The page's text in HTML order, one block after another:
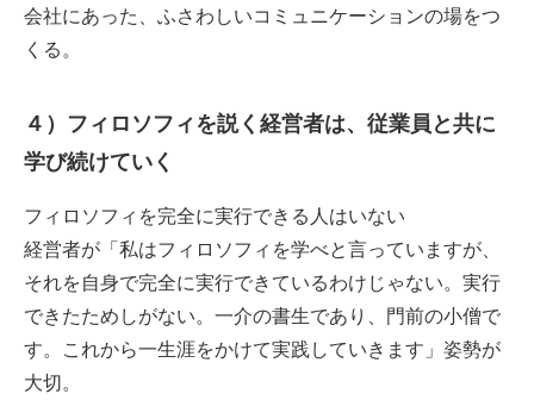
会社にあった、ふさわしいコミュニケーションの場をつ
くる。
４）フィロソフィを説く経営者は、従業員と共に
学び続けていく
フィロソフィを完全に実行できる人はいない
経営者が「私はフィロソフィを学べと言っていますが、
それを自身で完全に実行できているわけじゃない。実行
できたためしがない。一介の書生であり、門前の小僧で
す。これから一生涯をかけて実践していきます」姿勢が
大切。